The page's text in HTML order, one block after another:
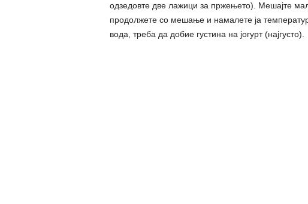
одзедовте две лажици за пржењето). Мешајте
продолжете со мешање и намалете ја
вода, треба да добие густина на јогурт (најгусто).